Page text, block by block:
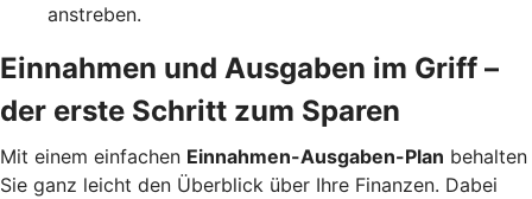
anstreben.
Einnahmen und Ausgaben im Griff –
der erste Schritt zum Sparen
Mit einem einfachen Einnahmen-Ausgaben-Plan behalten
Sie ganz leicht den Überblick über Ihre Finanzen. Dabei